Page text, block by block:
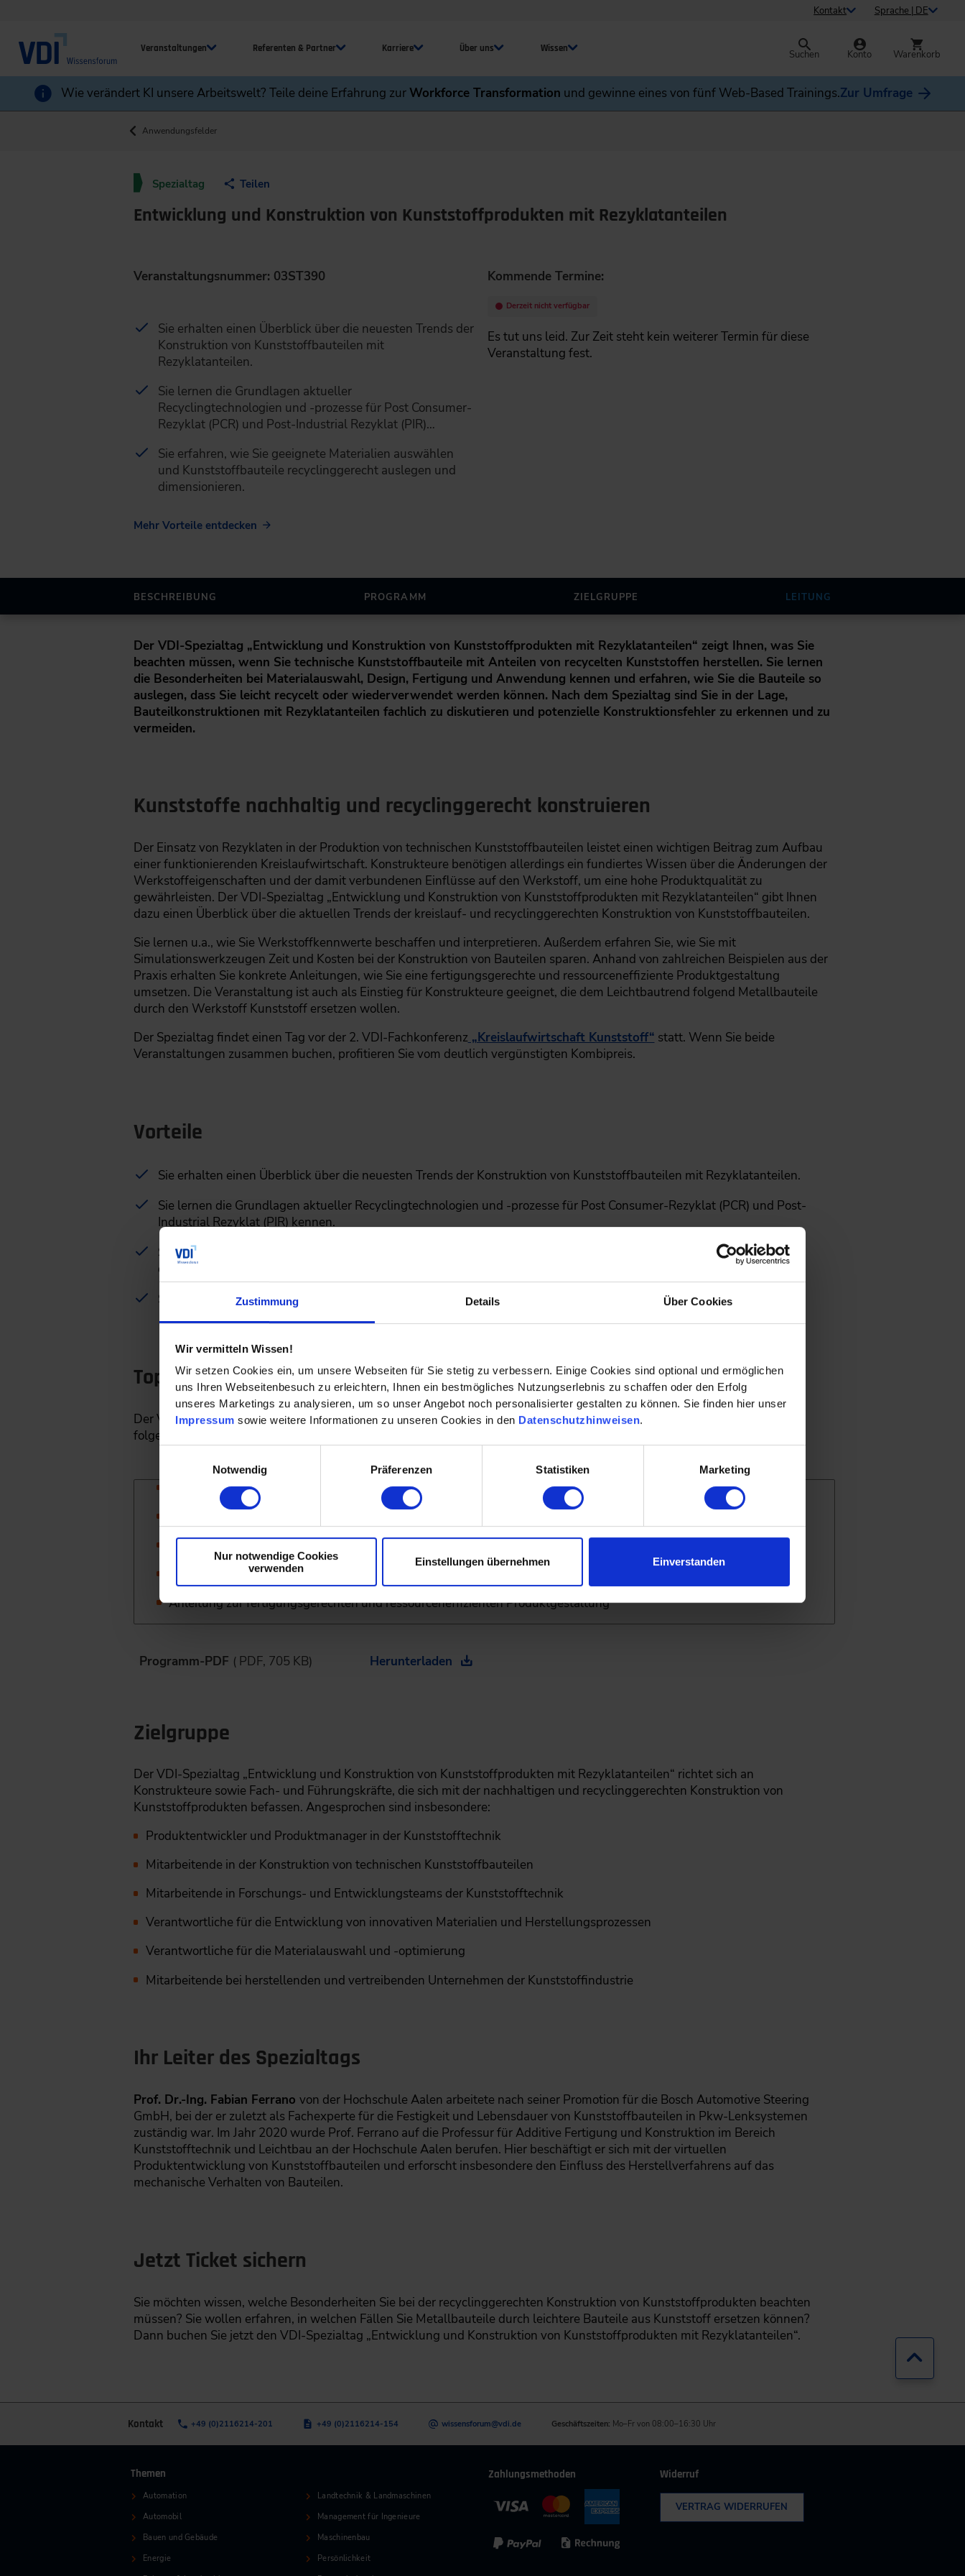
Zustimmung Details Über Cookies
Wir vermitteln Wissen!
Wir setzen Cookies ein, um unsere Webseiten für Sie stetig zu verbessern. Einige Cookies sind optional und ermöglichen
uns Ihren Webseitenbesuch zu erleichtern, Ihnen ein bestmögliches Nutzungserlebnis zu schaffen oder den Erfolg
unseres Marketings zu analysieren, um so unser Angebot noch personalisierter gestalten zu können. Sie finden hier unser
Impressum sowie weitere Informationen zu unseren Cookies in den Datenschutzhinweisen.
Notwendig
Präferenzen Statistiken Marketing
Nur notwendige Cookies
verwenden
Einstellungen übernehmen Einverstanden
Kontakt Sprache | DE
Veranstaltungen Referenten & Partner Karriere Über uns Wissen Suchen Konto Warenkorb
Wie verändert KI unsere Arbeitswelt? Teile deine Erfahrung zurWorkforce Transformation und gewinne eines von fünf Web-Based Trainings.Zur Umfrage
Anwendungsfelder
Spezialtag Teilen
Entwicklung und Konstruktion von Kunststoffprodukten mit Rezyklatanteilen
Veranstaltungsnummer: 03ST390
Sie erhalten einen Überblick über die neuesten Trends der
Konstruktion von Kunststoffbauteilen mit
Rezyklatanteilen.
Sie lernen die Grundlagen aktueller
Recyclingtechnologien und -prozesse für Post Consumer-
Rezyklat (PCR) und Post-Industrial Rezyklat (PIR)…
Sie erfahren, wie Sie geeignete Materialien auswählen
und Kunststoffbauteile recyclinggerecht auslegen und
dimensionieren.
Mehr Vorteile entdecken
Kommende Termine:
Derzeit nicht verfügbar
Es tut uns leid. Zur Zeit steht kein weiterer Termin für diese
Veranstaltung fest.
BESCHREIBUNG PROGRAMM ZIELGRUPPE LEITUNG
Der VDI-Spezialtag „Entwicklung und Konstruktion von Kunststoffprodukten mit Rezyklatanteilen“ zeigt Ihnen, was Sie
beachten müssen, wenn Sie technische Kunststoffbauteile mit Anteilen von recycelten Kunststoffen herstellen. Sie lernen
die Besonderheiten bei Materialauswahl, Design, Fertigung und Anwendung kennen und erfahren, wie Sie die Bauteile so
auslegen, dass Sie leicht recycelt oder wiederverwendet werden können. Nach dem Spezialtag sind Sie in der Lage,
Bauteilkonstruktionen mit Rezyklatanteilen fachlich zu diskutieren und potenzielle Konstruktionsfehler zu erkennen und zu
vermeiden.
Kunststoffe nachhaltig und recyclinggerecht konstruieren
Der Einsatz von Rezyklaten in der Produktion von technischen Kunststoffbauteilen leistet einen wichtigen Beitrag zum Aufbau
einer funktionierenden Kreislaufwirtschaft. Konstrukteure benötigen allerdings ein fundiertes Wissen über die Änderungen der
Werkstoffeigenschaften und der damit verbundenen Einflüsse auf den Werkstoff, um eine hohe Produktqualität zu
gewährleisten. Der VDI-Spezialtag „Entwicklung und Konstruktion von Kunststoffprodukten mit Rezyklatanteilen“ gibt Ihnen
dazu einen Überblick über die aktuellen Trends der kreislauf- und recyclinggerechten Konstruktion von Kunststoffbauteilen.
Sie lernen u.a., wie Sie Werkstoffkennwerte beschaffen und interpretieren. Außerdem erfahren Sie, wie Sie mit
Simulationswerkzeugen Zeit und Kosten bei der Konstruktion von Bauteilen sparen. Anhand von zahlreichen Beispielen aus der
Praxis erhalten Sie konkrete Anleitungen, wie Sie eine fertigungsgerechte und ressourceneffiziente Produktgestaltung
umsetzen. Die Veranstaltung ist auch als Einstieg für Konstrukteure geeignet, die dem Leichtbautrend folgend Metallbauteile
durch den Werkstoff Kunststoff ersetzen wollen.
Der Spezialtag findet einen Tag vor der 2. VDI-Fachkonferenz„Kreislaufwirtschaft Kunststoff“ statt. Wenn Sie beide
Veranstaltungen zusammen buchen, profitieren Sie vom deutlich vergünstigten Kombipreis.
Vorteile
Sie erhalten einen Überblick über die neuesten Trends der Konstruktion von Kunststoffbauteilen mit Rezyklatanteilen.
Sie lernen die Grundlagen aktueller Recyclingtechnologien und -prozesse für Post Consumer-Rezyklat (PCR) und Post-
Industrial Rezyklat (PIR) kennen.
Sie erfahren, wie Sie geeignete Materialien auswählen und Kunststoffbauteile recyclinggerecht auslegen und
dimensionieren.
Sie profitieren von vielen Tipps zur ressourceneffizienten Produktion.
Top-Themen des Spezialtags
Der VDI-Spezialtag „Entwicklung und Konstruktion von Kunststoffprodukten mit Rezyklatanteilen“ befasst sich u.a. mit
folgenden Inhalten:
Grundlagen der aktuellen Recyclingtechnologien und -prozesse für PCR und PIR
Auslegung und Dimensionierung von Kunststoffbauteilen mit Fokus auf Recyclingfähigkeit und Wiederverwendung
Methoden der kreislaufgerechten virtuellen Produktentwicklung
Anleitung zur fertigungsgerechten und ressourceneffizienten Produktgestaltung
Programm-PDF ( PDF, 705 KB) Herunterladen
Zielgruppe
Der VDI-Spezialtag „Entwicklung und Konstruktion von Kunststoffprodukten mit Rezyklatanteilen“ richtet sich an
Konstrukteure sowie Fach- und Führungskräfte, die sich mit der nachhaltigen und recyclinggerechten Konstruktion von
Kunststoffprodukten befassen. Angesprochen sind insbesondere:
Produktentwickler und Produktmanager in der Kunststofftechnik
Mitarbeitende in der Konstruktion von technischen Kunststoffbauteilen
Mitarbeitende in Forschungs- und Entwicklungsteams der Kunststofftechnik
Verantwortliche für die Entwicklung von innovativen Materialien und Herstellungsprozessen
Verantwortliche für die Materialauswahl und -optimierung
Mitarbeitende bei herstellenden und vertreibenden Unternehmen der Kunststoffindustrie
Ihr Leiter des Spezialtags
Prof. Dr.-Ing. Fabian Ferrano von der Hochschule Aalen arbeitete nach seiner Promotion für die Bosch Automotive Steering
GmbH, bei der er zuletzt als Fachexperte für die Festigkeit und Lebensdauer von Kunststoffbauteilen in Pkw-Lenksystemen
zuständig war. Im Jahr 2020 wurde Prof. Ferrano auf die Professur für Additive Fertigung und Konstruktion im Bereich
Kunststofftechnik und Leichtbau an der Hochschule Aalen berufen. Hier beschäftigt er sich mit der virtuellen
Produktentwicklung von Kunststoffbauteilen und erforscht insbesondere den Einfluss des Herstellverfahrens auf das
mechanische Verhalten von Bauteilen.
Jetzt Ticket sichern
Sie möchten wissen, welche Besonderheiten Sie bei der recyclinggerechten Konstruktion von Kunststoffprodukten beachten
müssen? Sie wollen erfahren, in welchen Fällen Sie Metallbauteile durch leichtere Bauteile aus Kunststoff ersetzen können?
Dann buchen Sie jetzt den VDI-Spezialtag „Entwicklung und Konstruktion von Kunststoffprodukten mit Rezyklatanteilen“.
Kontakt +49 (0)2116214-201 +49 (0)2116214-154 wissensforum@vdi.de Geschäftszeiten: Mo–Fr von 08:00–16:30 Uhr
Themen
Automation
Automobil
Bauen und Gebäude
Energie
Landtechnik & Landmaschinen
Management für Ingenieure
Maschinenbau
Persönlichkeit
Zahlungsmethoden Widerruf
VERTRAG WIDERRUFEN